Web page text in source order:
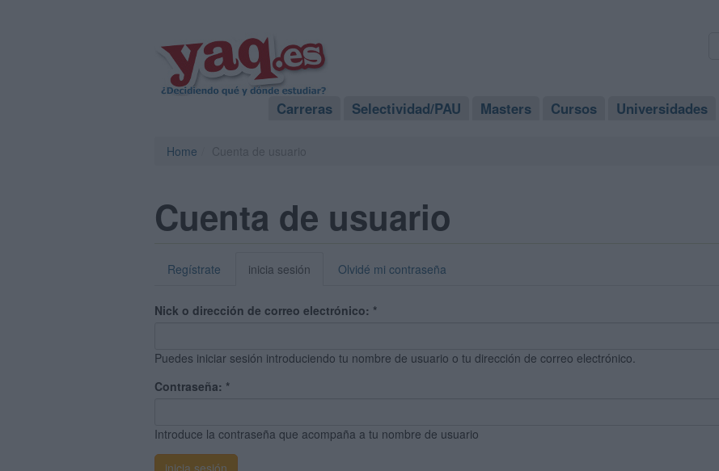
Carreras Selectividad/PAU Masters Cursos Universidades
Home
Cuenta de usuario
Regístrate inicia sesión Olvidé mi contraseña
Nick o dirección de correo electrónico: *
Puedes iniciar sesión introduciendo tu nombre de usuario o tu dirección de correo electrónico.
Contraseña: *
Introduce la contraseña que acompaña a tu nombre de usuario